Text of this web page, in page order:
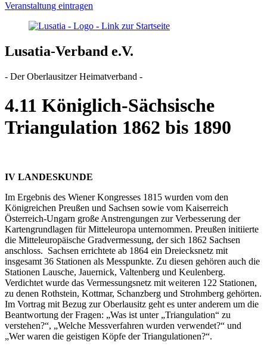
Veranstaltung eintragen
Lusatia-Verband e.V.
- Der Oberlausitzer Heimatverband -
4.11 Königlich-Sächsische
Triangulation 1862 bis 1890
IV LANDESKUNDE
Im Ergebnis des Wiener Kongresses 1815 wurden vom den
Königreichen Preußen und Sachsen sowie vom Kaiserreich
Österreich-Ungarn große Anstrengungen zur Verbesserung der
Kartengrundlagen für Mitteleuropa unternommen. Preußen initiierte
die Mitteleuropäische Gradvermessung, der sich 1862 Sachsen
anschloss. Sachsen errichtete ab 1864 ein Dreiecksnetz mit
insgesamt 36 Stationen als Messpunkte. Zu diesen gehören auch die
Stationen Lausche, Jauernick, Valtenberg und Keulenberg.
Verdichtet wurde das Vermessungsnetz mit weiteren 122 Stationen,
zu denen Rothstein, Kottmar, Schanzberg und Strohmberg gehörten.
Im Vortrag mit Bezug zur Oberlausitz geht es unter anderem um die
Beantwortung der Fragen: „Was ist unter „Triangulation“ zu
verstehen?“, „Welche Messverfahren wurden verwendet?“ und
„Wer waren die geistigen Köpfe der Triangulationen?“.